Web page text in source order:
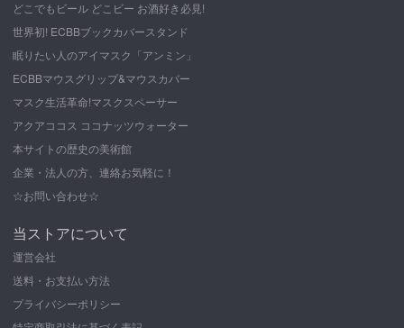
どこでもビール どこビー お酒好き必見!
世界初! ECBBブックカバースタンド
眠りたい人のアイマスク「アンミン」
ECBBマウスグリップ&マウスカバー
マスク生活革命!マスクスペーサー
アクアココス ココナッツウォーター
本サイトの歴史の美術館
企業・法人の方、連絡お気軽に！
☆お問い合わせ☆
当ストアについて
運営会社
送料・お支払い方法
プライバシーポリシー